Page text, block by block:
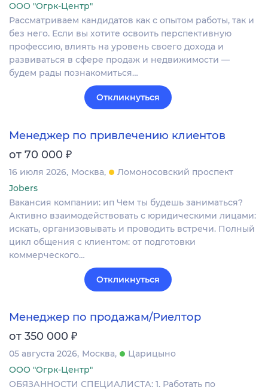
ООО "Огрк-Центр"
Рассматриваем кандидатов как с опытом работы, так и
без него. Если вы хотите освоить перспективную
профессию, влиять на уровень своего дохода и
развиваться в сфере продаж и недвижимости —
будем рады познакомиться…
Откликнуться
Менеджер по привлечению клиентов
от 70 000 ₽
16 июля 2026 Москва
Ломоносовский проспект
Jobers
Вакансия компании: ип Чем ты будешь заниматься?
Активно взаимодействовать с юридическими лицами:
искать, организовывать и проводить встречи. Полный
цикл общения с клиентом: от подготовки
коммерческого…
Откликнуться
Менеджер по продажам/Риелтор
от 350 000 ₽
05 августа 2026 Москва
Царицыно
ООО "Огрк-Центр"
ОБЯЗАННОСТИ СПЕЦИАЛИСТА: 1. Работать по